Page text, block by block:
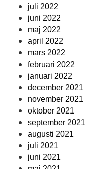
juli 2022
juni 2022
maj 2022
april 2022
mars 2022
februari 2022
januari 2022
december 2021
november 2021
oktober 2021
september 2021
augusti 2021
juli 2021
juni 2021